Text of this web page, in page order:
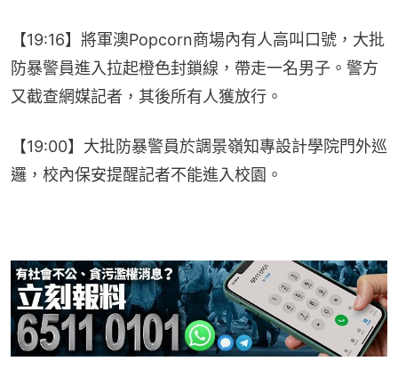
【19:16】將軍澳Popcorn商場內有人高叫口號，大批
防暴警員進入拉起橙色封鎖線，帶走一名男子。警方
又截查網媒記者，其後所有人獲放行。
【19:00】大批防暴警員於調景嶺知專設計學院門外巡
邏，校內保安提醒記者不能進入校園。